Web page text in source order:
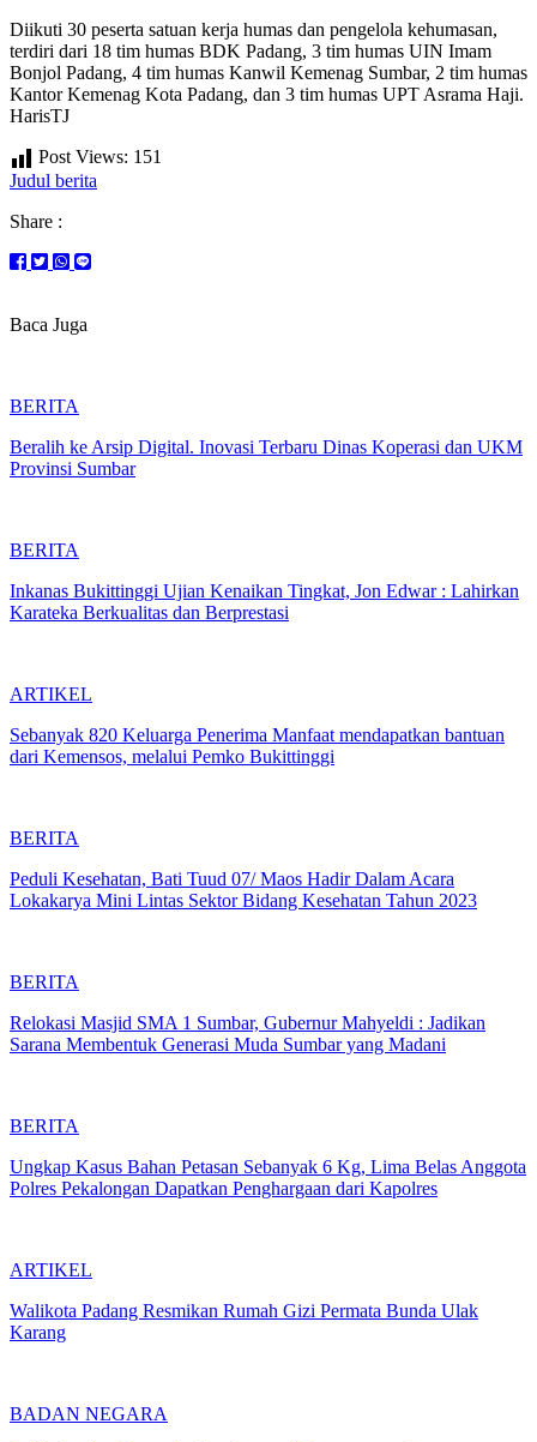
Diikuti 30 peserta satuan kerja humas dan pengelola kehumasan,
terdiri dari 18 tim humas BDK Padang, 3 tim humas UIN Imam
Bonjol Padang, 4 tim humas Kanwil Kemenag Sumbar, 2 tim humas
Kantor Kemenag Kota Padang, dan 3 tim humas UPT Asrama Haji.
HarisTJ
Post Views: 151
Judul berita
Share :
Baca Juga
BERITA
Beralih ke Arsip Digital. Inovasi Terbaru Dinas Koperasi dan UKM
Provinsi Sumbar
BERITA
Inkanas Bukittinggi Ujian Kenaikan Tingkat, Jon Edwar : Lahirkan
Karateka Berkualitas dan Berprestasi
ARTIKEL
Sebanyak 820 Keluarga Penerima Manfaat mendapatkan bantuan
dari Kemensos, melalui Pemko Bukittinggi
BERITA
Peduli Kesehatan, Bati Tuud 07/ Maos Hadir Dalam Acara
Lokakarya Mini Lintas Sektor Bidang Kesehatan Tahun 2023
BERITA
Relokasi Masjid SMA 1 Sumbar, Gubernur Mahyeldi : Jadikan
Sarana Membentuk Generasi Muda Sumbar yang Madani
BERITA
Ungkap Kasus Bahan Petasan Sebanyak 6 Kg, Lima Belas Anggota
Polres Pekalongan Dapatkan Penghargaan dari Kapolres
ARTIKEL
Walikota Padang Resmikan Rumah Gizi Permata Bunda Ulak
Karang
BADAN NEGARA